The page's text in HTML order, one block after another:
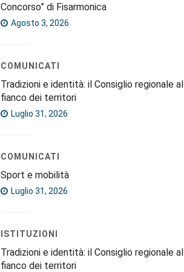
Concorso” di Fisarmonica
Agosto 3, 2026
COMUNICATI
Tradizioni e identità: il Consiglio regionale al
fianco dei territori
Luglio 31, 2026
COMUNICATI
Sport e mobilità
Luglio 31, 2026
ISTITUZIONI
Tradizioni e identità: il Consiglio regionale al
fianco dei territori